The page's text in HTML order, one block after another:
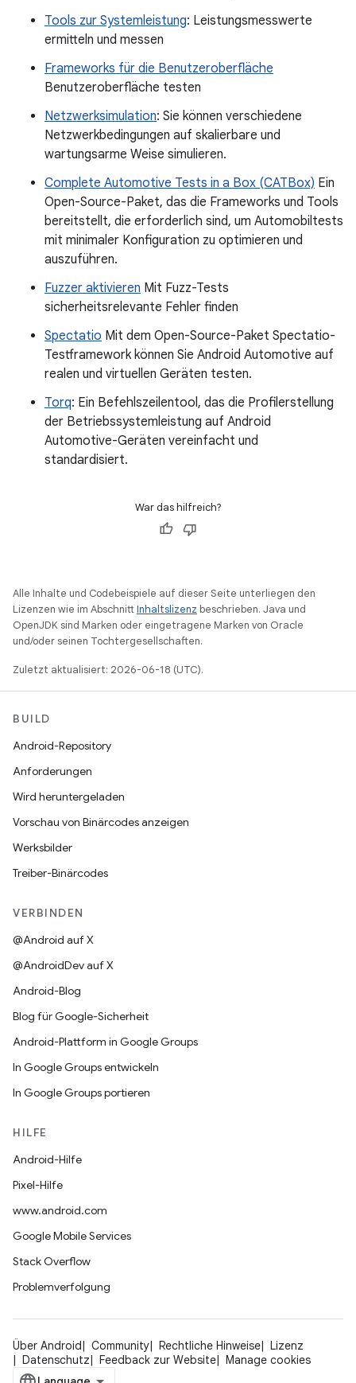
Tools zur Systemleistung: Leistungsmesswerte
ermitteln und messen
Frameworks für die Benutzeroberfläche
Benutzeroberfläche testen
Netzwerksimulation: Sie können verschiedene
Netzwerkbedingungen auf skalierbare und
wartungsarme Weise simulieren.
Complete Automotive Tests in a Box (CATBox) Ein
Open-Source-Paket, das die Frameworks und Tools
bereitstellt, die erforderlich sind, um Automobiltests
mit minimaler Konfiguration zu optimieren und
auszuführen.
Fuzzer aktivieren Mit Fuzz-Tests
sicherheitsrelevante Fehler finden
Spectatio Mit dem Open-Source-Paket Spectatio-
Testframework können Sie Android Automotive auf
realen und virtuellen Geräten testen.
Torq: Ein Befehlszeilentool, das die Profilerstellung
der Betriebssystemleistung auf Android
Automotive-Geräten vereinfacht und
standardisiert.
War das hilfreich?
Alle Inhalte und Codebeispiele auf dieser Seite unterliegen den
Lizenzen wie im AbschnittInhaltslizenz beschrieben. Java und
OpenJDK sind Marken oder eingetragene Marken von Oracle
und/oder seinen Tochtergesellschaften.
Zuletzt aktualisiert: 2026-06-18 (UTC).
BUILD
Android-Repository
Anforderungen
Wird heruntergeladen
Vorschau von Binärcodes anzeigen
Werksbilder
Treiber-Binärcodes
VERBINDEN
@Android auf X
@AndroidDev auf X
Android-Blog
Blog für Google-Sicherheit
Android-Plattform in Google Groups
In Google Groups entwickeln
In Google Groups portieren
HILFE
Android-Hilfe
Pixel-Hilfe
www.android.com
Google Mobile Services
Stack Overflow
Problemverfolgung
Über Android Community Rechtliche Hinweise
Lizenz
Datenschutz
Feedback zur Website Manage cookies